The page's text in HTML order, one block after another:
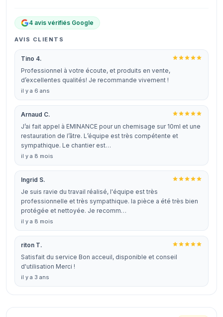
4 avis vérifiés Google
AVIS CLIENTS
Tino 4.
Professionnel à votre écoute, et produits en vente,
d’excellentes qualités! Je recommande vivement !
il y a 6 ans
Arnaud C.
J’ai fait appel à EMINANCE pour un chemisage sur 10ml et une
restauration de l’âtre. L’équipe est très compétente et
sympathique. Le chantier est…
il y a 8 mois
Ingrid S.
Je suis ravie du travail réalisé, l'équipe est très
professionnelle et très sympathique. la pièce a été très bien
protégée et nettoyée. Je recomm…
il y a 8 mois
riton T.
Satisfait du service Bon acceuil, disponible et conseil
d'utilisation Merci !
il y a 3 ans